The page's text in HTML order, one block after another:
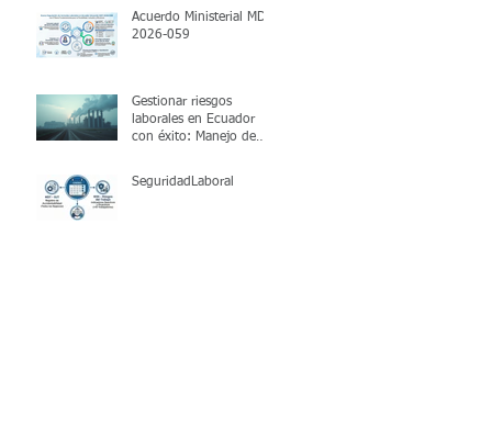
Acuerdo Ministerial MDT-
2026-059
Gestionar riesgos
laborales en Ecuador
con éxito: Manejo de
SeguridadLaboral